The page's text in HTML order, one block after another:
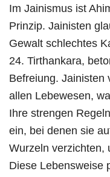
Im Jainismus ist
Prinzip. Jainisten
Gewalt schlechtes
24. Tirthankara,
Befreiung. Jainisten
allen Lebewesen,
Ihre strengen
ein, bei denen sie
Wurzeln verzichten,
Diese Lebensweise